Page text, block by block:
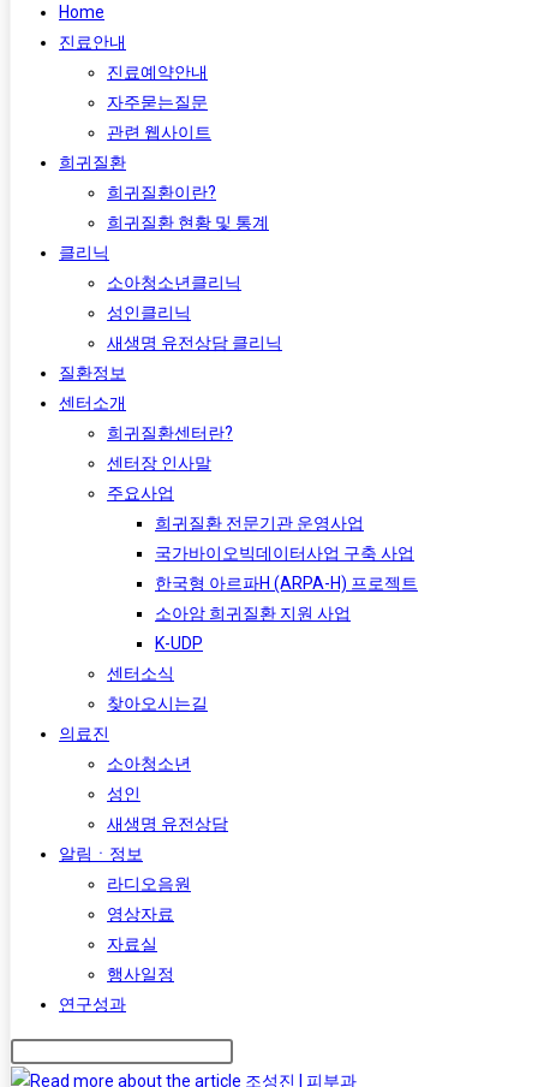
Home
진료안내
진료예약안내
자주묻는질문
관련 웹사이트
희귀질환
희귀질환이란?
희귀질환 현황 및 통계
클리닉
소아청소년클리닉
성인클리닉
새생명 유전상담 클리닉
질환정보
센터소개
희귀질환센터란?
센터장 인사말
주요사업
희귀질환 전문기관 운영사업
국가바이오빅데이터사업 구축 사업
한국형 아르파H (ARPA-H) 프로젝트​
소아암 희귀질환 지원 사업
K-UDP
센터소식
찾아오시는길
의료진
소아청소년
성인
새생명 유전상담
알림ㆍ정보
라디오음원
영상자료
자료실
행사일정
연구성과